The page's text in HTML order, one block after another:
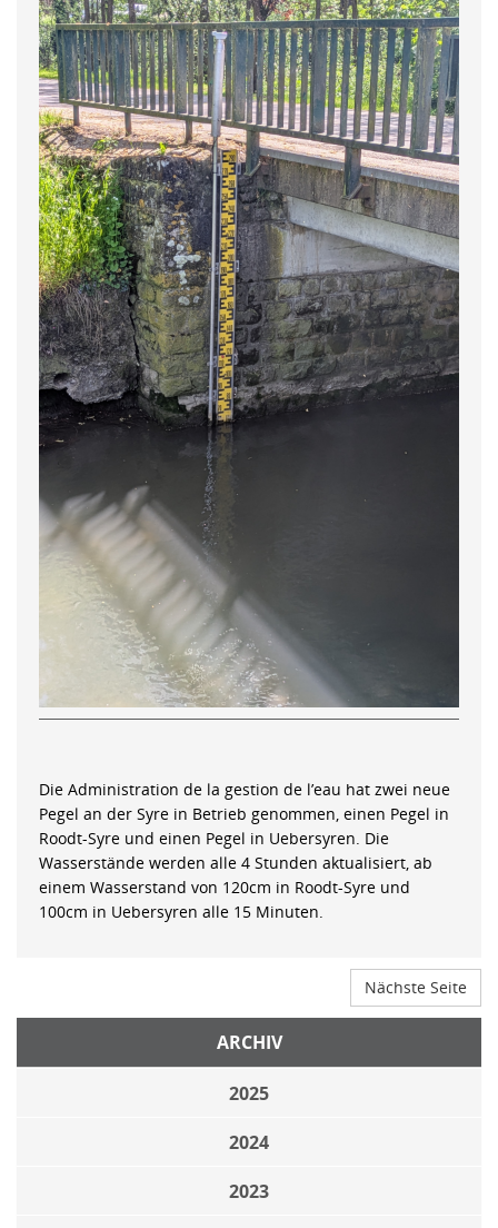
Die Administration de la gestion de l’eau hat zwei neue
Pegel an der Syre in Betrieb genommen, einen Pegel in
Roodt-Syre und einen Pegel in Uebersyren. Die
Wasserstände werden alle 4 Stunden aktualisiert, ab
einem Wasserstand von 120cm in Roodt-Syre und
100cm in Uebersyren alle 15 Minuten.
Nächste Seite
ARCHIV
2025
2024
2023